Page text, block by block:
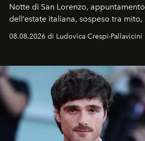
Notte di San Lorenzo,
dell’estate italiana, sospeso tra mito,
Sarà il momento in cui gli occhi si
celeste per seguire il passaggio delle
all’universo i desideri più segreti
08.08.2026 di Ludovica Crespi-Pallavicini